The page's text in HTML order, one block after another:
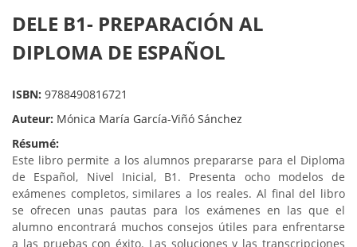
DELE B1- PREPARACIÓN AL
DIPLOMA DE ESPAÑOL
ISBN: 9788490816721
Auteur: Mónica María García-Viñó Sánchez
Résumé:
Este libro permite a los alumnos prepararse para el Diploma
de Español, Nivel Inicial, B1. Presenta ocho modelos de
exámenes completos, similares a los reales. Al final del libro
se ofrecen unas pautas para los exámenes en las que el
alumno encontrará muchos consejos útiles para enfrentarse
a las pruebas con éxito. Las soluciones y las transcripciones